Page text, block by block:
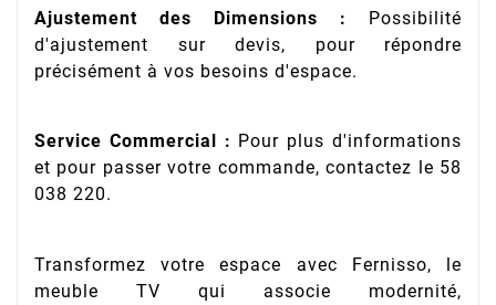
Ajustement des Dimensions :
Possibilité
d'ajustement sur devis, pour répondre
précisément à vos besoins d'espace.
Service Commercial : Pour plus d'informations
et pour passer votre commande, contactez le 58
038 220.
Transformez votre espace avec Fernisso, le
meuble TV qui associe modernité,